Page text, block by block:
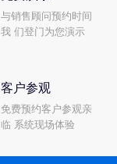
与销售顾问预约时间
我 们登门为您演示
客户参观
免费预约客户参观亲
临 系统现场体验